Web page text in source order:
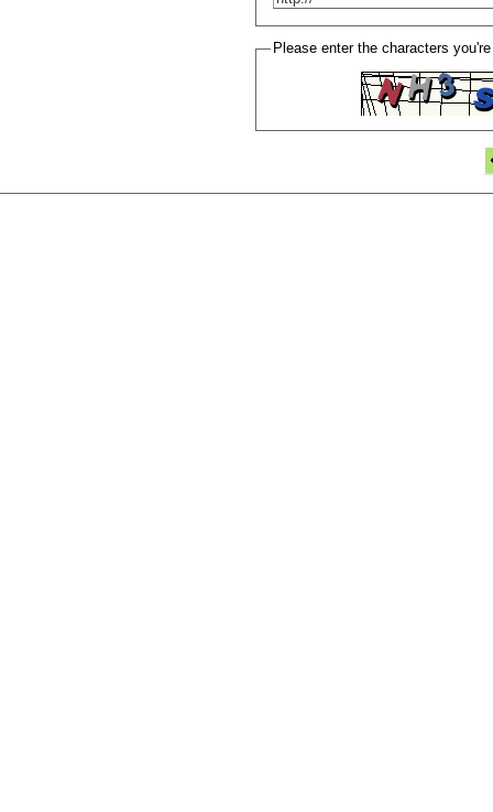
Please enter the characters